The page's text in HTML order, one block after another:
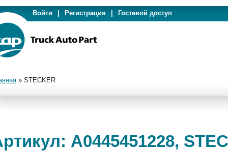
Войти Регистрация Гостевой доступ
» STECKER
A0445451228,